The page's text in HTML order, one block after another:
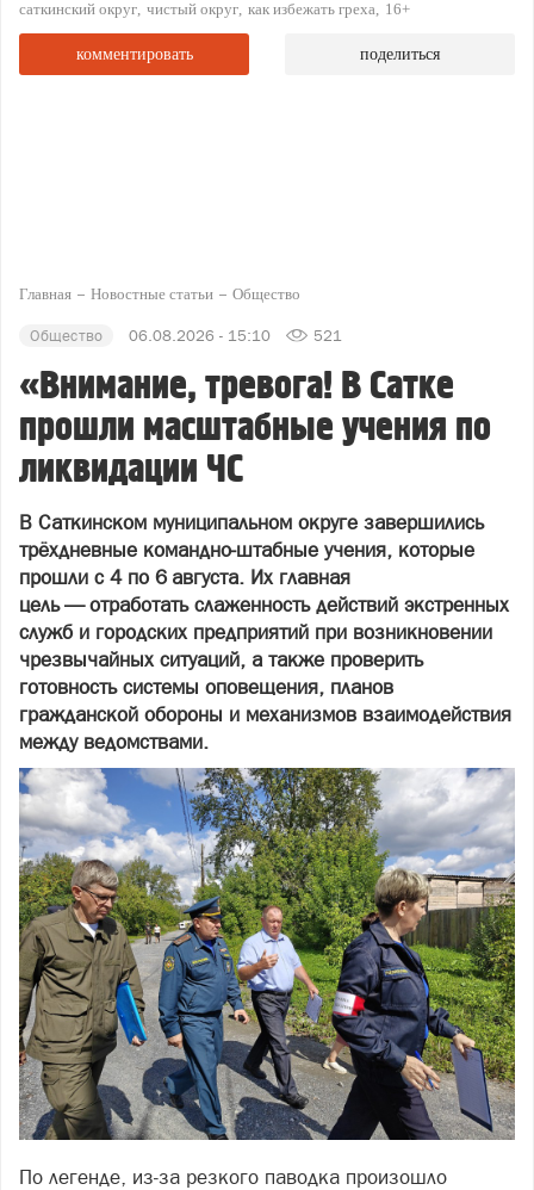
саткинский округ чистый округ как избежать греха 16+
комментировать поделиться
Главная Новостные статьи Общество
Общество 06.08.2026 - 15:10 521
«Внимание, тревога! В Сатке
прошли масштабные учения по
ликвидации ЧС
В Саткинском муниципальном округе завершились
трёхдневные командно‑штабные учения, которые
прошли с 4 по 6 августа. Их главная
цель — отработать слаженность действий экстренных
служб и городских предприятий при возникновении
чрезвычайных ситуаций, а также проверить
готовность системы оповещения, планов
гражданской обороны и механизмов взаимодействия
между ведомствами.
По легенде, из‑за резкого паводка произошло